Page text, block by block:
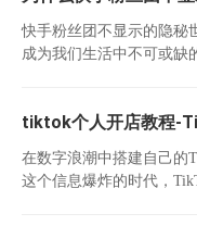
快手粉丝团不显示的隐秘
成为我们生活中不可或缺
tiktok个人开店教程-
在数字浪潮中搭建自己的
这个信息爆炸的时代，